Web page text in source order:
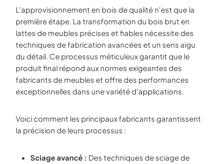
L'approvisionnement en bois de qualité n'est que la
première étape. La transformation du bois brut en
lattes de meubles précises et fiables nécessite des
techniques de fabrication avancées et un sens aigu
du détail. Ce processus méticuleux garantit que le
produit final répond aux normes exigeantes des
fabricants de meubles et offre des performances
exceptionnelles dans une variété d'applications.
Voici comment les principaux fabricants garantissent
la précision de leurs processus :
Sciage avancé : Des techniques de sciage de